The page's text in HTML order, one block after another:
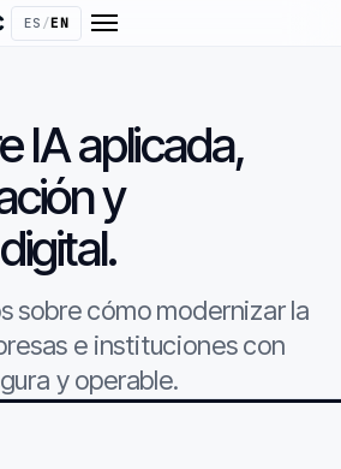
ES /EN
IA aplicada,
y
sobre cómo modernizar la
e instituciones con
y operable.